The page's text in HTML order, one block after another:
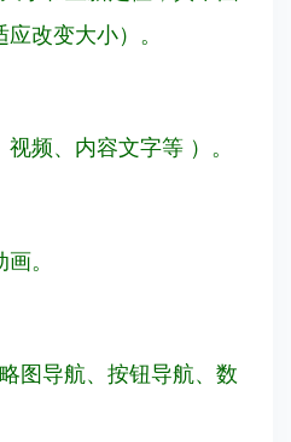
改变大小）。
频、内容文字等 ）。
。
图导航、按钮导航、数